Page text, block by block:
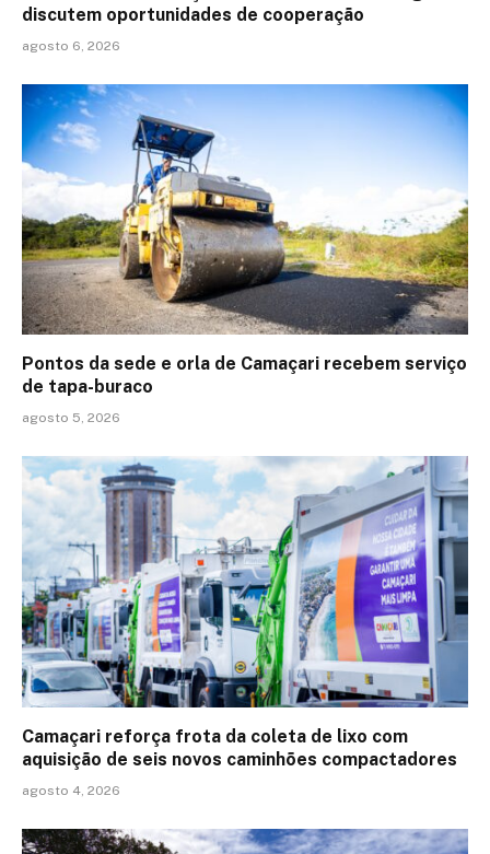
discutem oportunidades de cooperação
agosto 6, 2026
Pontos da sede e orla de Camaçari recebem serviço
de tapa-buraco
agosto 5, 2026
Camaçari reforça frota da coleta de lixo com
aquisição de seis novos caminhões compactadores
agosto 4, 2026